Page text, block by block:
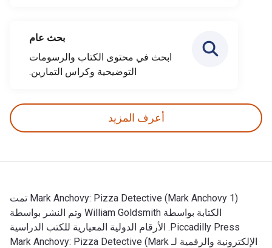
بحث عام
ابحث في محتوى الكتاب والرسومات
التوضيحية وكراس التمارين.
أعرف المزيد
Mark Anchovy: Pizza Detective (Mark Anchovy 1) تمت
الكتابة بواسطة William Goldsmith وتم النشر بواسطة
Piccadilly Press. الأرقام الدولية المعيارية للكتب الدراسية
الإلكترونية والرقمية لـ Mark Anchovy: Pizza Detective (Mark